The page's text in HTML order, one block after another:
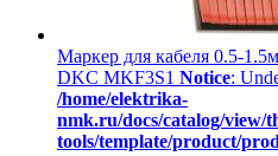
Маркер для кабеля 0.5-
DKC MKF3S1 Notice:
/home/elektrika-
nmk.ru/docs/catalog/view/
tools/template/product/